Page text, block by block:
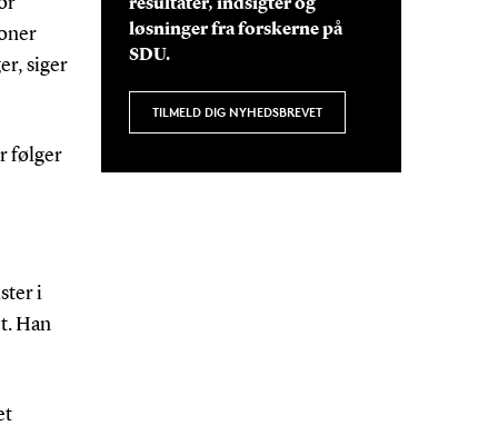
siger
følger
i
Han
resultater, indsigter og
løsninger fra forskerne på
SDU.
TILMELD DIG NYHEDSBREVET